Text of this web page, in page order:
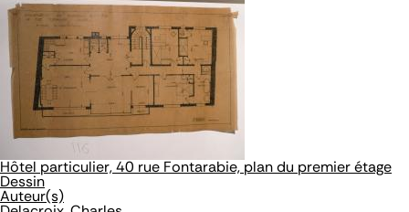
Hôtel particulier, 40 rue Fontarabie, plan du premier étage
Dessin
Auteur(s)